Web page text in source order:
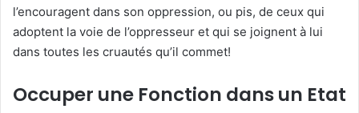
l’encouragent dans son oppression, ou pis, de ceux qui
adoptent la voie de l’oppresseur et qui se joignent à lui
dans toutes les cruautés qu’il commet!
Occuper une Fonction dans un Etat